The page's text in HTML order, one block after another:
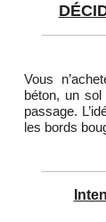
Vous
béton, un
passage.
les bords